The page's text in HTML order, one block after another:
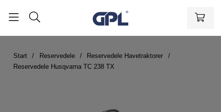
Start Reservedele
Reservedele Havetraktorer
Reservedele Husqvarna TC 238 TX